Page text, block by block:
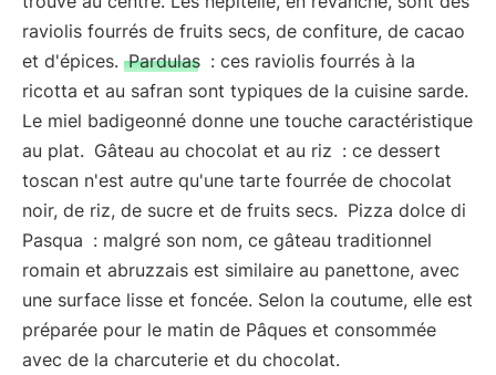
raviolis fourrés de fruits secs, de confiture, de cacao
et d'épices. Pardulas : ces raviolis fourrés à la
ricotta et au safran sont typiques de la cuisine sarde.
Le miel badigeonné donne une touche caractéristique
au plat. Gâteau au chocolat et au riz : ce dessert
toscan n'est autre qu'une tarte fourrée de chocolat
noir, de riz, de sucre et de fruits secs. Pizza dolce di
Pasqua : malgré son nom, ce gâteau traditionnel
romain et abruzzais est similaire au panettone, avec
une surface lisse et foncée. Selon la coutume, elle est
préparée pour le matin de Pâques et consommée
avec de la charcuterie et du chocolat.